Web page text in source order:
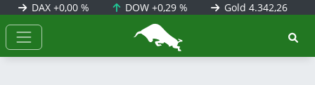
DAX +0,00 % DOW+0,29 % Gold 4.342,26
BörsenNEWS.de